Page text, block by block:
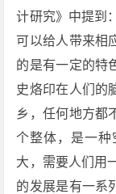
计研究》中提到
可以给人带来相
的是有一定的特
史烙印在人们的
乡，任何地方都
个整体，是一种
大，需要人们用
的发展是有一系